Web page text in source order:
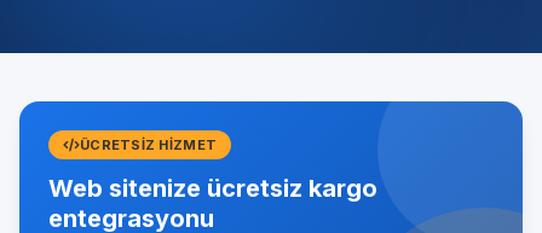
ÜCRETSIZ HIZMET
Web sitenize ücretsiz kargo
entegrasyonu